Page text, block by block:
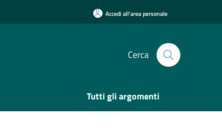
Accedi all'area personale
Cerca
Tutti gli argomenti